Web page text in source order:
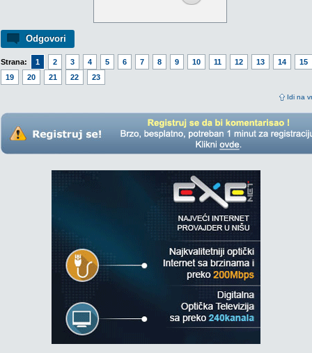
Odgovori
Strana: 1 2 3 4 5 6 7 8 9 10 11 12 13 14
15
19
20 21 22 23
Idi na